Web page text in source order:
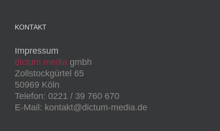
KONTAKT
Impressum
dictum media gmbh
Zollstockgürtel 65
50969 Köln
Telefon: 0221 / 39 760 670
E-Mail: kontakt@dictum-media.de